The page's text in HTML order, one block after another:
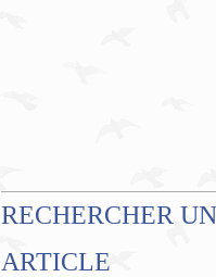
RECHERCHER UN
ARTICLE